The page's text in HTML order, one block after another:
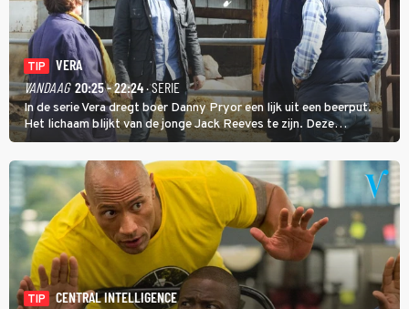
TIP
VERA
VANDAAG 20:25 - 22:24· SERIE
In de serie Vera dregt boer Danny Pryor een lijk uit een beerput.
Het lichaam blijkt van de jonge Jack Reeves te zijn. Deze
homoseksuele woonwagenbewoner had gebroken met zijn familie
en verliet het kamp met slaande ruzie.
TIP
CENTRAL INTELLIGENCE